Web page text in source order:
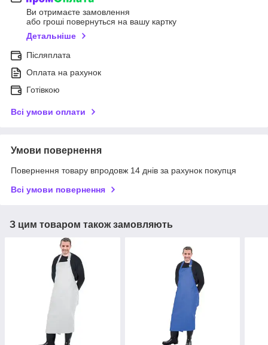
Ви отримаєте замовлення
або гроші повернуться на вашу картку
Детальніше
Післяплата
Оплата на рахунок
Готівкою
Всі умови оплати
Умови повернення
Повернення товару впродовж 14 днів за рахунок покупця
Всі умови повернення
З цим товаром також замовляють